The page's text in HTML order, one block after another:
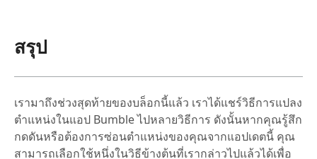
สรุป
เรามาถึงช่วงสุดท้ายของบล็อกนี้แล้ว เราได้แชร์วิธีการแปลง
ตำแหน่งในแอป Bumble ไปหลายวิธีการ ดังนั้นหากคุณรู้สึก
กดดันหรือต้องการซ่อนตำแหน่งของคุณจากแอปเดตนี้ คุณ
สามารถเลือกใช้หนึ่งในวิธีข้างต้นที่เรากล่าวไปแล้วได้เพื่อ